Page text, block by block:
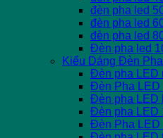
đèn pha led
đèn pha led
đèn pha led
Đèn pha led
Kiểu Dáng Đèn
Đèn pha LED
Đèn Pha LED
Đèn pha LED
Đèn pha LED
Đèn Pha LED